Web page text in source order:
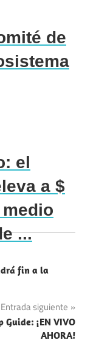
de
el
a $
...
fin a la
Entrada siguiente
¡EN VIVO
AHORA!